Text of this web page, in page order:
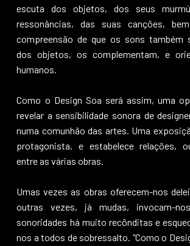
escuta dos objetos, dos seus
ressonâncias, das suas canções,
compreensão de que os sons também
dos objetos, os complementam, e
humanos.
Como o Design Soa será assim, uma
revelar a sensibilidade sonora de
numa comunhão das artes. Uma
protagonista, e estabelece relações,
entre as várias obras.
Umas vezes as obras oferecem-nos
outras vezes, já mudas, invocam-
sonoridades há muito recônditas e
nos a todos de sobressalto. "Como o